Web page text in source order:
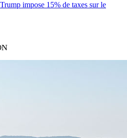
impose 15% de taxes sur le